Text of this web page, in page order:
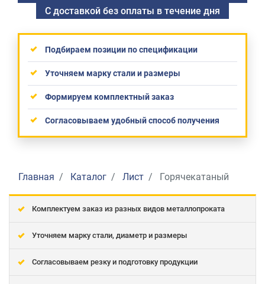
С доставкой без оплаты в течение дня
Подбираем позиции по спецификации
Уточняем марку стали и размеры
Формируем комплектный заказ
Согласовываем удобный способ получения
Главная Каталог Лист Горячекатаный
Комплектуем заказ из разных видов металлопроката
Уточняем марку стали, диаметр и размеры
Согласовываем резку и подготовку продукции